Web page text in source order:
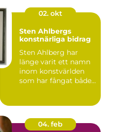
02. okt
Sten Ahlbergs
konstnärliga bidrag
Sten Ahlberg har
länge varit ett namn
inom konstvärlden
som har fångat både
04. feb